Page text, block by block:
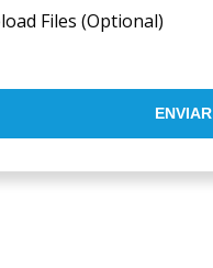
Files (Optional)
ENVIAR